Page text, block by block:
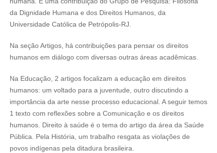
da Dignidade Humana e dos Direitos Humanos, da
Universidade Católica de Petrópolis-RJ.
Na seção Artigos, há contribuições para pensar os direitos
humanos em diálogo com diversas outras áreas acadêmicas.
Na Educação, 2 artigos focalizam a educação em direitos
humanos: um voltado para a juventude, outro discutindo a
importância da arte nesse processo educacional. A seguir temos
1 texto com reflexões sobre a Comunicação e os direitos
humanos. Direito à saúde é o tema do artigo da área da Saúde
Pública. Pela História, um trabalho resgata as violações de
povos indígenas pela ditadura brasileira.